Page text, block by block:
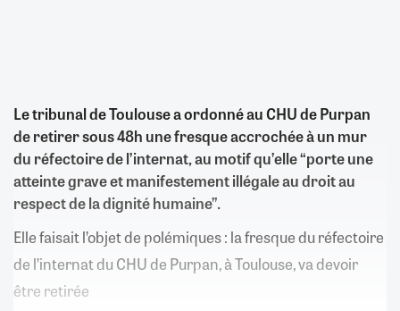
Le tribunal de Toulouse a ordonné au CHU de Purpan
de retirer sous 48h une fresque accrochée à un mur
du réfectoire de l’internat, au motif qu’elle “porte une
atteinte grave et manifestement illégale au droit au
respect de la dignité humaine”.
Elle faisait l’objet de polémiques : la fresque du réfectoire
de l’internat du CHU de Purpan, à Toulouse, va devoir
être retirée